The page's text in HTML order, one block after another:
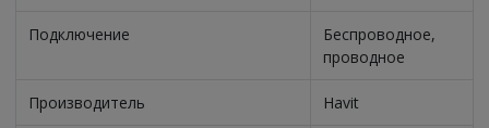
Подключение
Беспроводное,
проводное
Производитель Havit